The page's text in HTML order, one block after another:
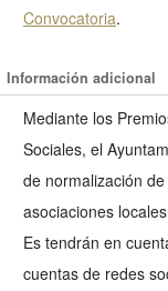
Convocatoria.
Información adicional
Mediante los
Sociales, el
de normalización
asociaciones
Es tendrán en
cuentas de redes